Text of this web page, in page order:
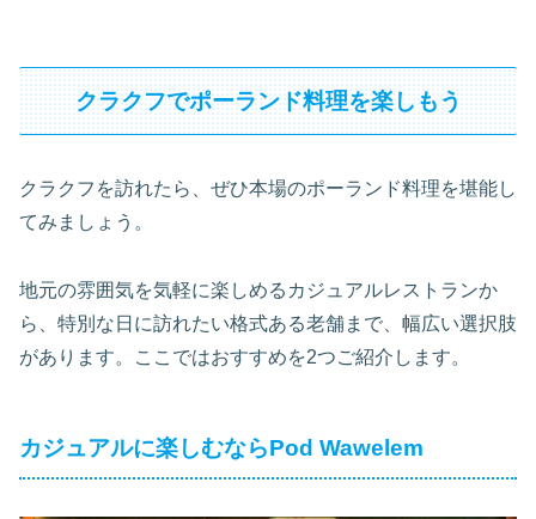
クラクフでポーランド料理を楽しもう
クラクフを訪れたら、ぜひ本場のポーランド料理を堪能し
てみましょう。
地元の雰囲気を気軽に楽しめるカジュアルレストランか
ら、特別な日に訪れたい格式ある老舗まで、幅広い選択肢
があります。ここではおすすめを2つご紹介します。
カジュアルに楽しむならPod Wawelem